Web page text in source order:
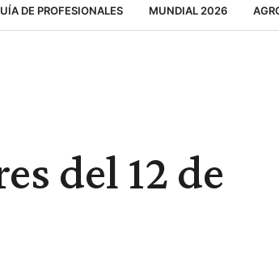
DE PROFESIONALES MUNDIAL 2026
del 12 de